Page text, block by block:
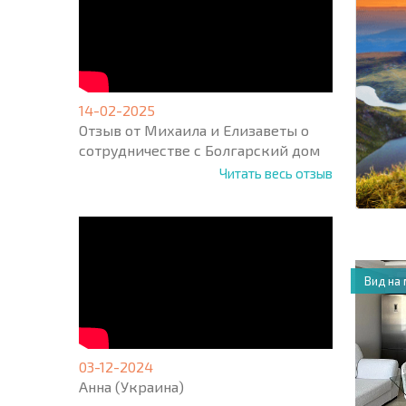
14-02-2025
Отзыв от Михаила и Елизаветы о
сотрудничестве с Болгарский дом
Читать весь отзыв
03-12-2024
Анна (Украина)
* Поля
Вид на